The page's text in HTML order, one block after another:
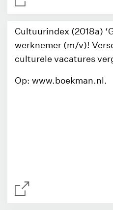
Cultuurindex (2018a)
werknemer (m/v)!
culturele vacatures
Op: www.boekman.nl.